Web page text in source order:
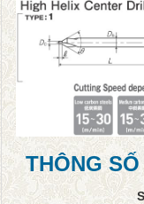
THÔNG